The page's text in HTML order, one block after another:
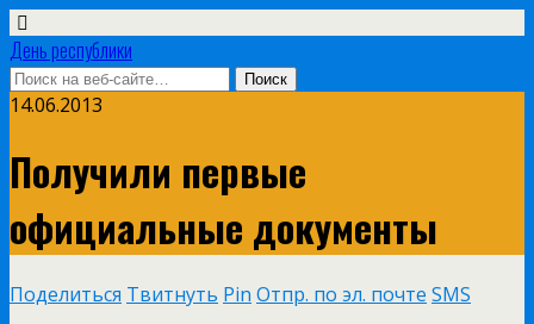
День республики
14.06.2013
Получили первые
официальные документы
Поделиться Твитнуть Pin Отпр. по эл. почте SMS